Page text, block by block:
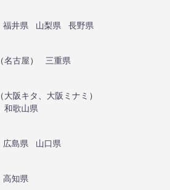
福井県 山梨県
長野県
（名古屋）
三重県
（大阪キタ 大阪ミナミ ）
和歌山県
広島県
山口県
高知県